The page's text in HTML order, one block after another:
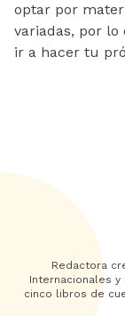
optar por
variadas, por lo
ir a hacer tu
Redactora
Internacionales
cinco libros de